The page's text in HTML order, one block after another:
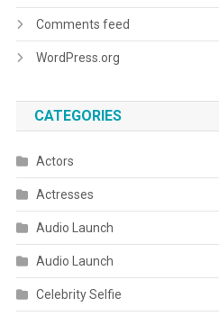
Comments feed
WordPress.org
CATEGORIES
Actors
Actresses
Audio Launch
Audio Launch
Celebrity Selfie